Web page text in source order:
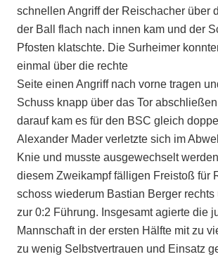
schnellen Angriff der Reischacher über
der Ball flach nach innen kam und der
Pfosten klatschte. Die Surheimer
einmal über die rechte
Seite einen Angriff nach vorne tragen
Schuss knapp über das Tor
darauf kam es für den BSC gleich
Alexander Mader verletzte sich im
Knie und musste ausgewechselt
diesem Zweikampf fälligen Freistoß für
schoss wiederum Bastian Berger rechts
zur 0:2 Führung. Insgesamt agierte die
Mannschaft in der ersten Hälfte mit zu
zu wenig Selbstvertrauen und Einsatz